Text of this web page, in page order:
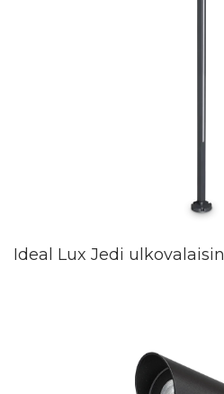
Ideal Lux Jedi ulkovalaisin